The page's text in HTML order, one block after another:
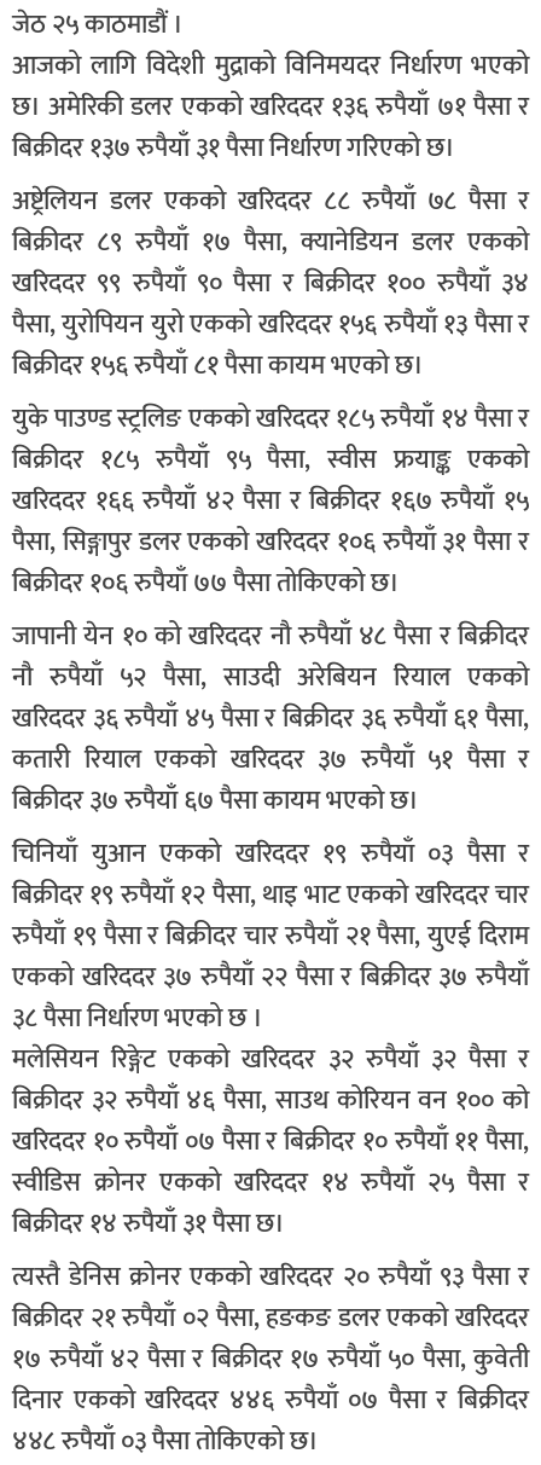
जेठ २५ काठमाडौं ।
आजको लागि विदेशी मुद्राको विनिमयदर निर्धारण भएको
छ। अमेरिकी डलर एकको खरिददर १३६ रुपैयाँ ७१ पैसा र
बिक्रीदर १३७ रुपैयाँ ३१ पैसा निर्धारण गरिएको छ।
अष्ट्रेलियन डलर एकको खरिददर ८८ रुपैयाँ ७८ पैसा र
बिक्रीदर ८९ रुपैयाँ १७ पैसा, क्यानेडियन डलर एकको
खरिददर ९९ रुपैयाँ ९० पैसा र बिक्रीदर १०० रुपैयाँ ३४
पैसा, युरोपियन युरो एकको खरिददर १५६ रुपैयाँ १३ पैसा र
बिक्रीदर १५६ रुपैयाँ ८१ पैसा कायम भएको छ।
युके पाउण्ड स्ट्रलिङ एकको खरिददर १८५ रुपैयाँ १४ पैसा र
बिक्रीदर १८५ रुपैयाँ ९५ पैसा, स्वीस फ्रयाङ्क एकको
खरिददर १६६ रुपैयाँ ४२ पैसा र बिक्रीदर १६७ रुपैयाँ १५
पैसा, सिङ्गापुर डलर एकको खरिददर १०६ रुपैयाँ ३१ पैसा र
बिक्रीदर १०६ रुपैयाँ ७७ पैसा तोकिएको छ।
जापानी येन १० को खरिददर नौ रुपैयाँ ४८ पैसा र बिक्रीदर
नौ रुपैयाँ ५२ पैसा, साउदी अरेबियन रियाल एकको
खरिददर ३६ रुपैयाँ ४५ पैसा र बिक्रीदर ३६ रुपैयाँ ६१ पैसा,
कतारी रियाल एकको खरिददर ३७ रुपैयाँ ५१ पैसा र
बिक्रीदर ३७ रुपैयाँ ६७ पैसा कायम भएको छ।
चिनियाँ युआन एकको खरिददर १९ रुपैयाँ ०३ पैसा र
बिक्रीदर १९ रुपैयाँ १२ पैसा, थाइ भाट एकको खरिददर चार
रुपैयाँ १९ पैसा र बिक्रीदर चार रुपैयाँ २१ पैसा, युएई दिराम
एकको खरिददर ३७ रुपैयाँ २२ पैसा र बिक्रीदर ३७ रुपैयाँ
३८ पैसा निर्धारण भएको छ ।
मलेसियन रिङ्गेट एकको खरिददर ३२ रुपैयाँ ३२ पैसा र
बिक्रीदर ३२ रुपैयाँ ४६ पैसा, साउथ कोरियन वन १०० को
खरिददर १० रुपैयाँ ०७ पैसा र बिक्रीदर १० रुपैयाँ ११ पैसा,
स्वीडिस क्रोनर एकको खरिददर १४ रुपैयाँ २५ पैसा र
बिक्रीदर १४ रुपैयाँ ३१ पैसा छ।
त्यस्तै डेनिस क्रोनर एकको खरिददर २० रुपैयाँ ९३ पैसा र
बिक्रीदर २१ रुपैयाँ ०२ पैसा, हङकङ डलर एकको खरिददर
१७ रुपैयाँ ४२ पैसा र बिक्रीदर १७ रुपैयाँ ५० पैसा, कुवेती
दिनार एकको खरिददर ४४६ रुपैयाँ ०७ पैसा र बिक्रीदर
४४८ रुपैयाँ ०३ पैसा तोकिएको छ।